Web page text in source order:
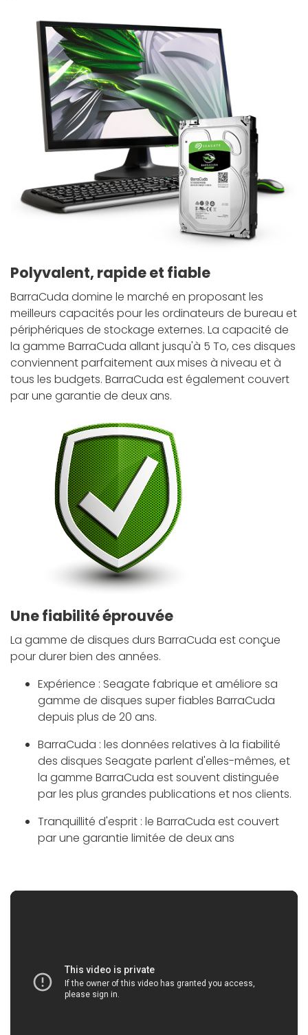
Polyvalent, rapide et fiable
BarraCuda domine le marché en proposant les
meilleurs capacités pour les ordinateurs de bureau et
périphériques de stockage externes. La capacité de
la gamme BarraCuda allant jusqu'à 5 To, ces disques
conviennent parfaitement aux mises à niveau et à
tous les budgets. BarraCuda est également couvert
par une garantie de deux ans.
Une fiabilité éprouvée
La gamme de disques durs BarraCuda est conçue
pour durer bien des années.
Expérience : Seagate fabrique et améliore sa
gamme de disques super fiables BarraCuda
depuis plus de 20 ans.
BarraCuda : les données relatives à la fiabilité
des disques Seagate parlent d'elles-mêmes, et
la gamme BarraCuda est souvent distinguée
par les plus grandes publications et nos clients.
Tranquillité d'esprit : le BarraCuda est couvert
par une garantie limitée de deux ans